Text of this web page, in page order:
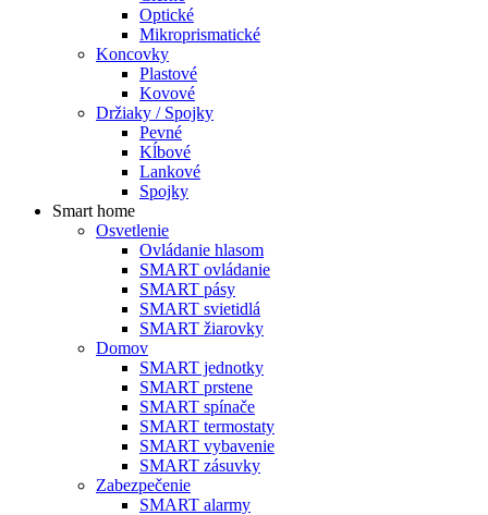
Optické
Mikroprismatické
Koncovky
Plastové
Kovové
Držiaky / Spojky
Pevné
Kĺbové
Lankové
Spojky
Smart home
Osvetlenie
Ovládanie hlasom
SMART ovládanie
SMART pásy
SMART svietidlá
SMART žiarovky
Domov
SMART jednotky
SMART prstene
SMART spínače
SMART termostaty
SMART vybavenie
SMART zásuvky
Zabezpečenie
SMART alarmy